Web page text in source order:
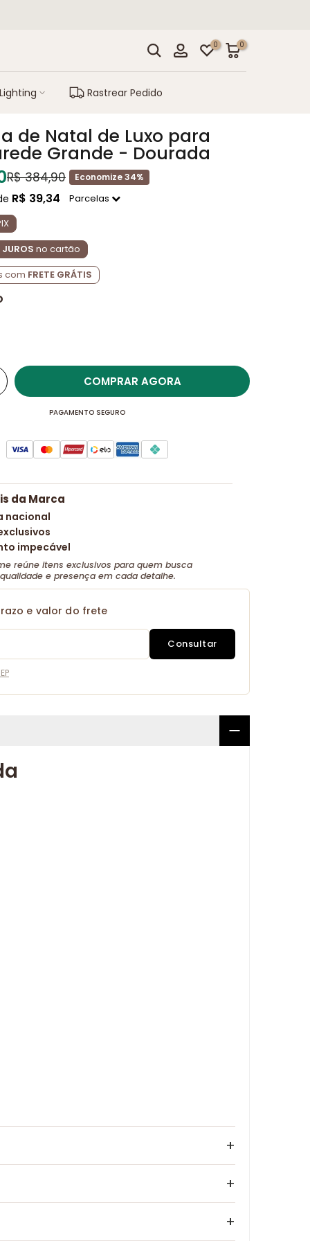
0 0
Lighting Rastrear Pedido
de Natal de Luxo para
Grande - Dourada
R$ 384,90 Economize 34%
R$ 39,34
Parcelas
JUROS no cartão
com FRETE GRÁTIS
COMPRAR AGORA
PAGAMENTO SEGURO
da Marca
nacional
impecável
reúne itens exclusivos para quem busca
e presença em cada detalhe.
e valor do frete
Consultar
+
+
+